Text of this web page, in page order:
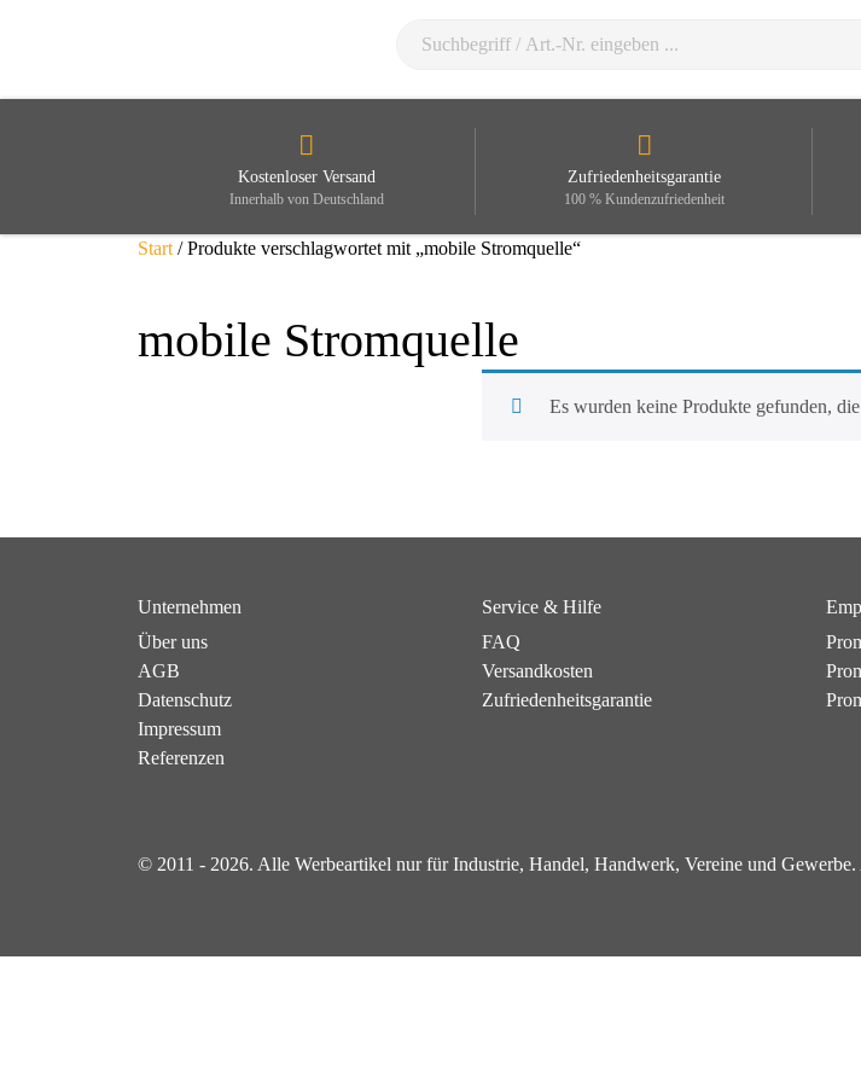
Kostenloser Versand
Innerhalb von Deutschland
Zufriedenheitsgarantie
100 % Kundenzufriedenheit
Start / Produkte verschlagwortet mit „mobile Stromquelle“
mobile Stromquelle
Es wurden keine Produkte gefunden,
Unternehmen
Über uns
AGB
Datenschutz
Impressum
Referenzen
Service & Hilfe
FAQ
Versandkosten
Zufriedenheitsgarantie
© 2011 - 2026. Alle Werbeartikel nur für Industrie, Handel, Handwerk, Vereine und